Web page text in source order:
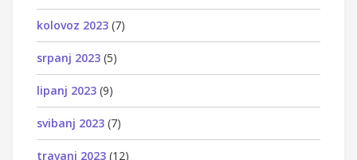
kolovoz 2023 (7)
srpanj 2023 (5)
lipanj 2023 (9)
svibanj 2023 (7)
travanj 2023 (12)